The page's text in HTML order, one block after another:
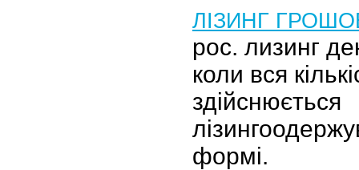
ЛІЗИНГ
рос. лизинг
коли вся
здійснюється
формі.